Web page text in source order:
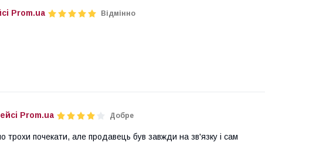
Prom.ua Відмінно
Prom.ua Добре
трохи почекати, але продавець був завжди на зв'язку і сам